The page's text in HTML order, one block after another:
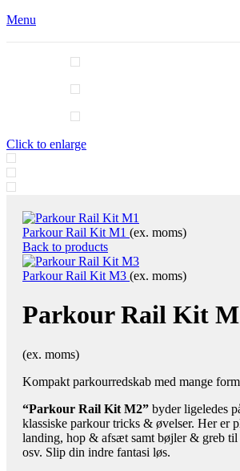
Menu
Click to enlarge
Parkour Rail Kit M1 (ex. moms)
Back to products
Parkour Rail Kit M3 (ex. moms)
Parkour Rail Kit
(ex. moms)
Kompakt parkourredskab med mange
“Parkour Rail Kit M2” byder ligeledes
klassiske parkour tricks & øvelser. Her er
landing, hop & afsæt samt bøjler & greb
osv. Slip din indre fantasi løs.